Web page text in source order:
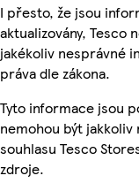
I přesto, že jsou
aktualizovány, Tesco
jakékoliv nesprávné
práva dle zákona.
Tyto informace jsou
nemohou být
souhlasu Tesco
zdroje.